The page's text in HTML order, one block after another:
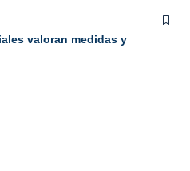
valoran medidas y